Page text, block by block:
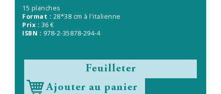
15 planches
Format : 28*38 cm à l'italienne
Prix : 36 €
ISBN : 978-2-35878-294-4
Feuilleter
Ajouter au panier